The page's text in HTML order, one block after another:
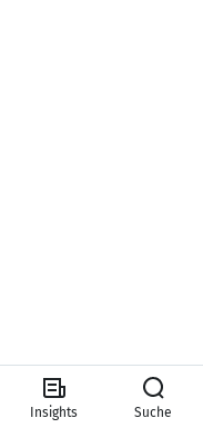
Insights Suche